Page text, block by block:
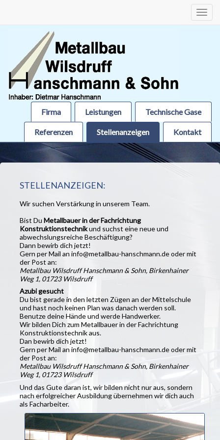
Firma Leistungen Technische Gase
Referenzen Stellenanzeigen Kontakt
STELLENANZEIGEN:
Wir suchen Verstärkung in unserem Team.
Bist Du Metallbauer in der Fachrichtung
Konstruktionstechnikund suchst eine neue und
abwechslungsreiche Beschäftigung?
Dann bewirb dich jetzt!
Gern per Mail an info@metallbau-hanschmann.de oder mit
der Post an:
Metallbau Wilsdruff Hanschmann & Sohn, Birkenhainer
Weg 1, 01723 Wilsdruff
Azubi gesucht
Du bist gerade in den letzten Zügen an der Mittelschule
und hast noch keinen Plan was danach werden soll.
Benutze deine Hände und werde Handwerker.
Wir bilden Dich zum Metallbauer in der Fachrichtung
Konstruktionstechnik aus.
Dan bewirb dich jetzt!
Gern per Mail an info@metallbau-hanschmann.de oder mit
der Post an:
Metallbau Wilsdruff Hanschmann & Sohn, Birkenhainer
Weg 1, 01723 Wilsdruff
Und das Gute daran ist, wir bilden nicht nur aus, sondern
nach erfolgreicher Ausbildung übernehmen wir dich auch
als Facharbeiter.